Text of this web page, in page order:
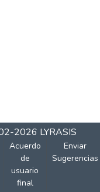
2026 LYRASIS
Acuerdo
de
usuario
final
Enviar
Sugerencias